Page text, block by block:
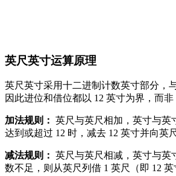
英尺英寸运算原理
英尺英寸采用十二进制计数英寸部分，
因此进位和借位都以 12 英寸为界，而非
加法规则： 英尺与英尺相加，英寸与英
达到或超过 12 时，减去 12 英寸并向英尺
减法规则： 英尺与英尺相减，英寸与英
数不足，则从英尺列借 1 英尺（即 12 英